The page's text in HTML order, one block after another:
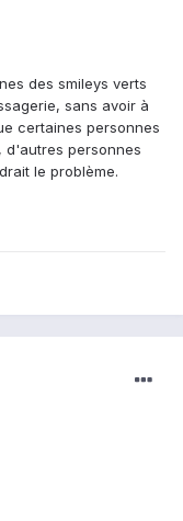
des smileys verts
sans avoir à
certaines personnes
d'autres personnes
le problème.